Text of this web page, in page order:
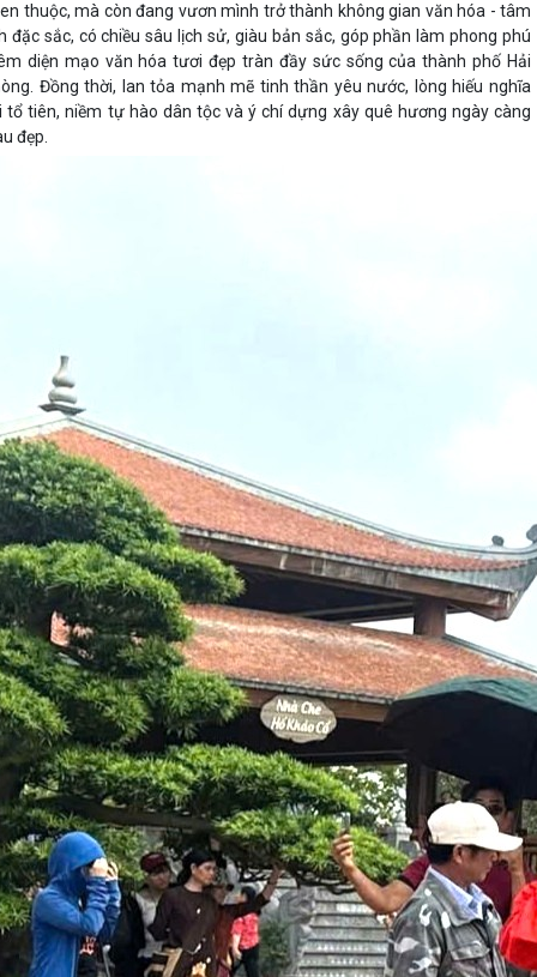
thuộc, mà còn đang vươn mình trở thành không gian văn hóa - tâm
đặc sắc, có chiều sâu lịch sử, giàu bản sắc, góp phần làm phong phú
diện mạo văn hóa tươi đẹp tràn đầy sức sống của thành phố Hải
Đồng thời, lan tỏa mạnh mẽ tinh thần yêu nước, lòng hiếu nghĩa
tổ tiên, niềm tự hào dân tộc và ý chí dựng xây quê hương ngày càng
đẹp.